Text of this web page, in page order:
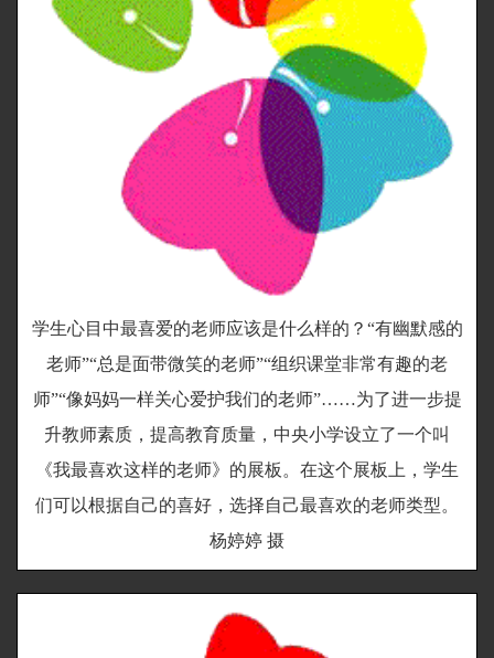
学生心目中最喜爱的老师应该是什么样的？“有幽默感的
老师”“总是面带微笑的老师”“组织课堂非常有趣的老
师”“像妈妈一样关心爱护我们的老师”……为了进一步提
升教师素质，提高教育质量，中央小学设立了一个叫
《我最喜欢这样的老师》的展板。在这个展板上，学生
们可以根据自己的喜好，选择自己最喜欢的老师类型。
杨婷婷 摄